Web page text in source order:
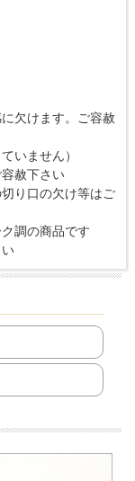
欠けます。ご容赦
いません）
赦下さい
り口の欠け等はご
調の商品です